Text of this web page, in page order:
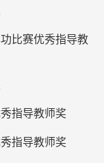
比赛优秀指导教
指导教师奖
指导教师奖